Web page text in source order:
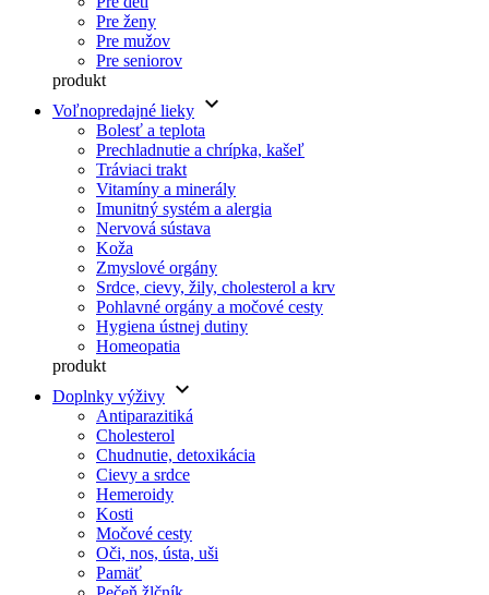
Pre ženy
Pre mužov
Pre seniorov
produkt
Voľnopredajné lieky keyboard_arrow_down
Bolesť a teplota
Prechladnutie a chrípka, kašeľ
Tráviaci trakt
Vitamíny a minerály
Imunitný systém a alergia
Nervová sústava
Koža
Zmyslové orgány
Srdce, cievy, žily, cholesterol a krv
Pohlavné orgány a močové cesty
Hygiena ústnej dutiny
Homeopatia
produkt
Doplnky výživy keyboard_arrow_down
Antiparazitiká
Cholesterol
Chudnutie, detoxikácia
Cievy a srdce
Hemeroidy
Kosti
Močové cesty
Oči, nos, ústa, uši
Pamäť